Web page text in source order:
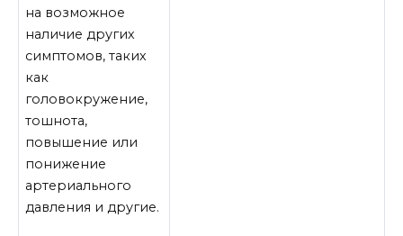
на возможное
наличие других
симптомов, таких
как
головокружение,
тошнота,
повышение или
понижение
артериального
давления и другие.